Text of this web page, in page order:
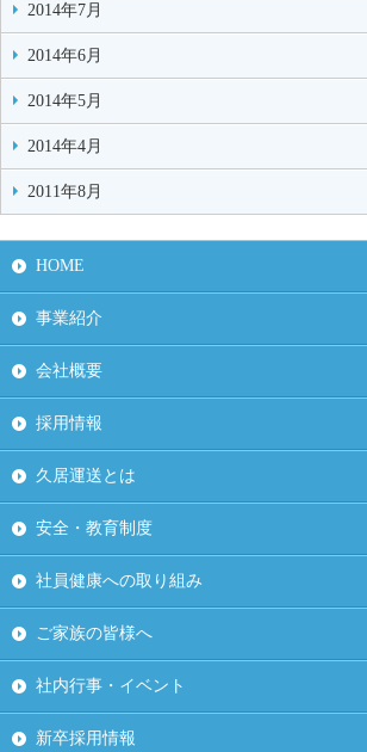
2014年7月
2014年6月
2014年5月
2014年4月
2011年8月
HOME
事業紹介
会社概要
採用情報
久居運送とは
安全・教育制度
社員健康への取り組み
ご家族の皆様へ
社内行事・イベント
新卒採用情報